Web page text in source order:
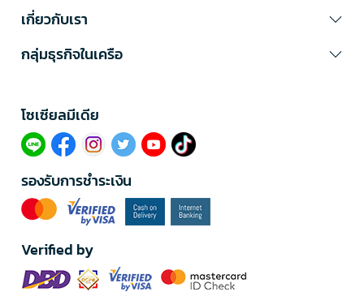
เกี่ยวกับเรา
กลุ่มธุรกิจในเครือ
โซเซียลมีเดีย​
รองรับการชำระเงิน
Verified by